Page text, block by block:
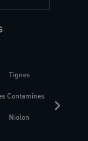
Tignes
Contamines
Niolon